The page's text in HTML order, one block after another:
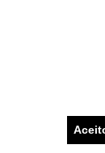
TERMOS DE USO